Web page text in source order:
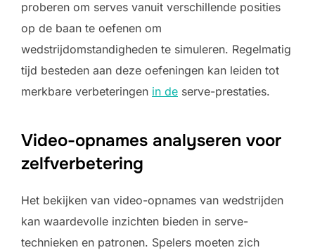
proberen om serves vanuit verschillende posities
op de baan te oefenen om
wedstrijdomstandigheden te simuleren. Regelmatig
tijd besteden aan deze oefeningen kan leiden tot
merkbare verbeteringen in de serve-prestaties.
Video-opnames analyseren voor
zelfverbetering
Het bekijken van video-opnames van wedstrijden
kan waardevolle inzichten bieden in serve-
technieken en patronen. Spelers moeten zich